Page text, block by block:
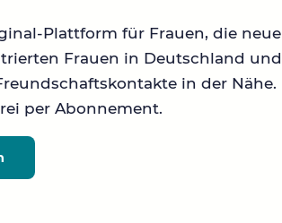
Plattform für Frauen, die neue
Frauen in Deutschland und
in der Nähe.
per Abonnement.